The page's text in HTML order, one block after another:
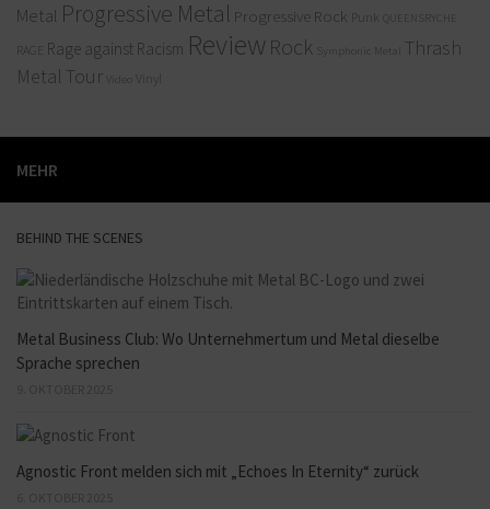
Metal Progressive Metal Progressive Rock Punk QUEENSRYCHE
RAGE Rage against Racism Review Rock Symphonic Metal
Thrash
Metal Tour Video Vinyl
MEHR
BEHIND THE SCENES
Metal Business Club: Wo Unternehmertum und Metal dieselbe
Sprache sprechen
Agnostic Front melden sich mit „Echoes In Eternity“ zurück